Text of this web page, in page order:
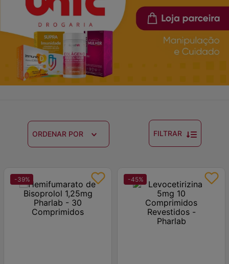
ORDENAR POR FILTRAR
-39% -45%